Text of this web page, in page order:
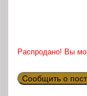
Распродано! Вы
Сообщить о